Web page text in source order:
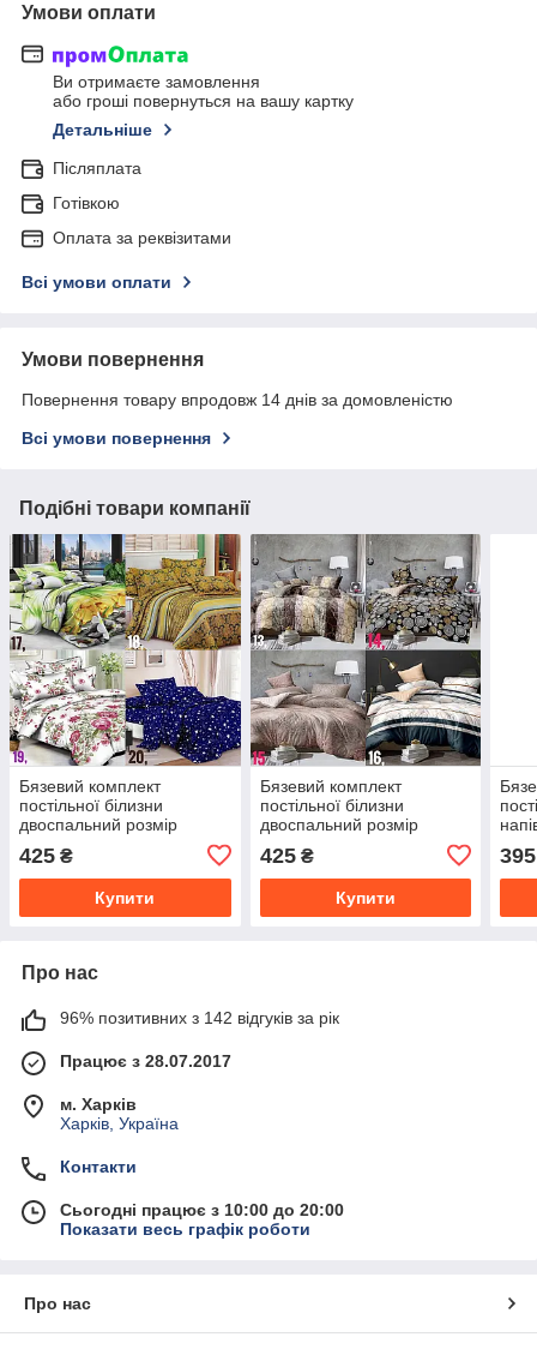
Умови оплати
Ви отримаєте замовлення
або гроші повернуться на вашу картку
Детальніше
Післяплата
Готівкою
Оплата за реквізитами
Всі умови оплати
Умови повернення
Повернення товару впродовж 14 днів за домовленістю
Всі умови повернення
Подібні товари компанії
Бязевий комплект
постільної білизни
двоспальний розмір
180*210 см від виробника
425 ₴
Купити
Бязевий комплект
постільної білизни
двоспальний розмір
180*210 см від виробника
425₴
Купити
395
Про нас
96% позитивних з 142 відгуків за рік
Працює з 28.07.2017
м. Харків
Харків, Україна
Контакти
Сьогодні працює з 10:00 до 20:00
Показати весь графік роботи
Про нас